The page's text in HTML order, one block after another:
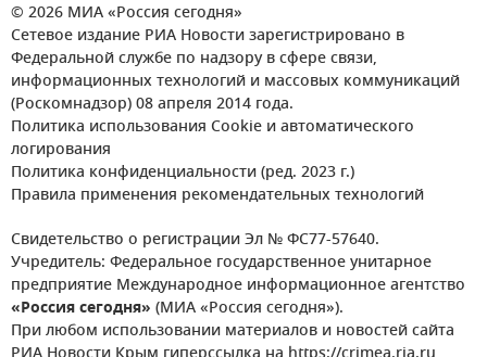
© 2026 МИА «Россия сегодня»
Сетевое издание РИА Новости зарегистрировано в
Федеральной службе по надзору в сфере связи,
информационных технологий и массовых коммуникаций
(Роскомнадзор) 08 апреля 2014 года.
Политика использования Cookie и автоматического
логирования
Политика конфиденциальности (ред. 2023 г.)
Правила применения рекомендательных технологий
Свидетельство о регистрации Эл № ФС77-57640.
Учредитель: Федеральное государственное унитарное
предприятие Международное информационное агентство
«Россия сегодня» (МИА «Россия сегодня»).
При любом использовании материалов и новостей сайта